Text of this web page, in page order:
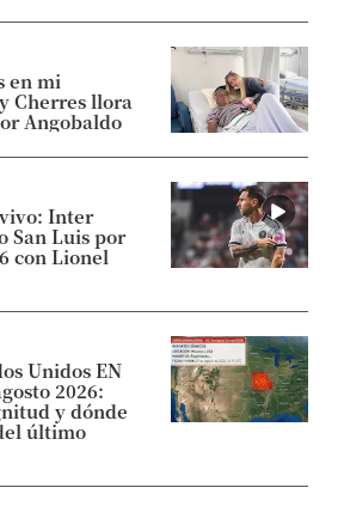
en mi
Cherres llora
Angobaldo
Inter
San Luis por
con Lionel
Unidos EN
2026:
y dónde
último